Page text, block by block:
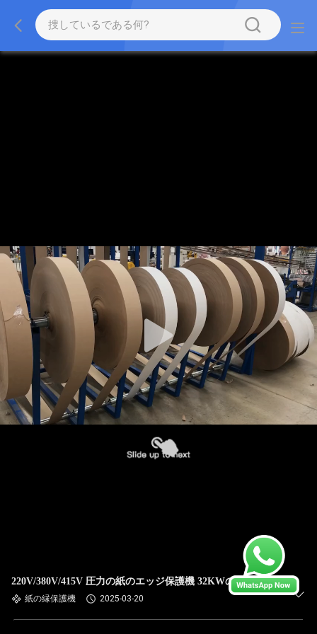
220V/380V/415V 圧力の紙のエッジ保護機 32KWの総電力
紙の縁保護機 2025-03-20